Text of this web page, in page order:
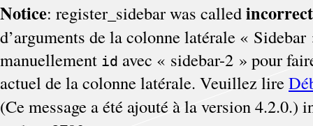
Notice: register_sidebar was called
d’arguments de la colonne latérale «
manuellement id avec « sidebar-2 » pour
actuel de la colonne latérale. Veuillez lire
(Ce message a été ajouté à la version 4.2.0.)